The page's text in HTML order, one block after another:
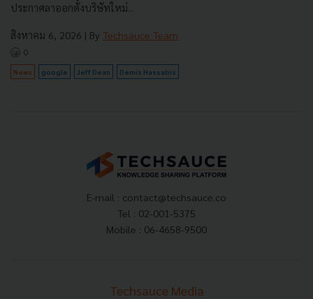
ประกาศลาออกตั้งบริษัทใหม่...
สิงหาคม 6, 2026 | By Techsauce Team
0
News google Jeff Dean Demis Hassabis
E-mail : contact@techsauce.co
Tel : 02-001-5375
Mobile : 06-4658-9500
Techsauce Media